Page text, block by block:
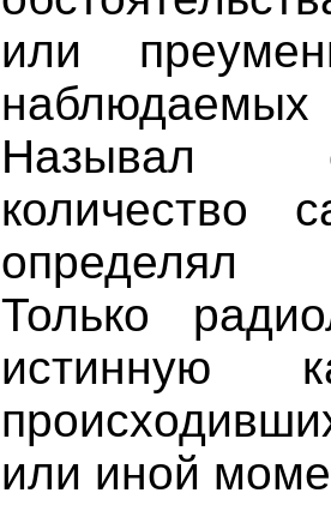
или
Называл
количество
определял
Только
истинную
или иной